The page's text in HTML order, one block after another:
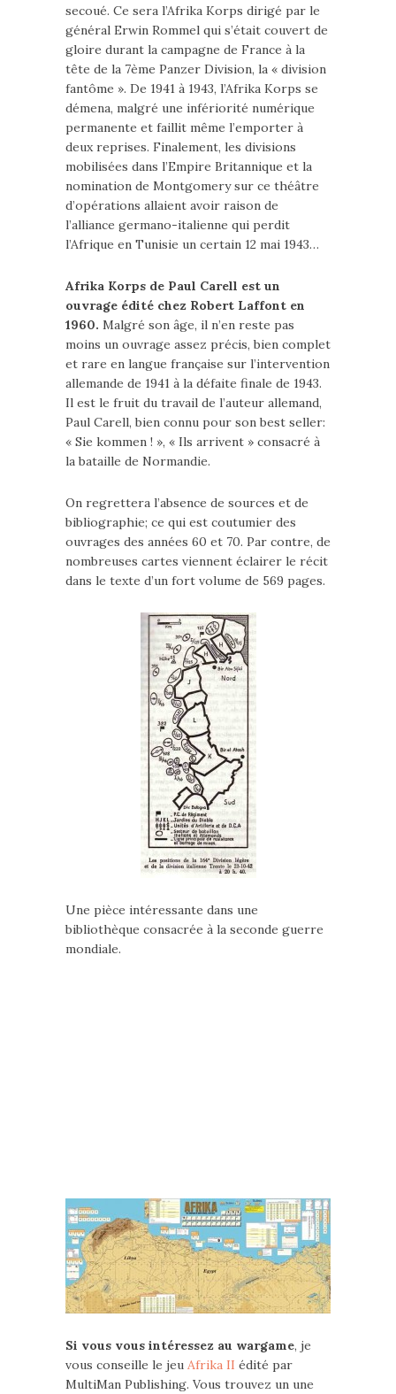
secoué. Ce sera l’Afrika Korps dirigé par le
général Erwin Rommel qui s’était couvert de
gloire durant la campagne de France à la
tête de la 7ème Panzer Division, la « division
fantôme ». De 1941 à 1943, l’Afrika Korps se
démena, malgré une infériorité numérique
permanente et faillit même l’emporter à
deux reprises. Finalement, les divisions
mobilisées dans l’Empire Britannique et la
nomination de Montgomery sur ce théâtre
d’opérations allaient avoir raison de
l’alliance germano-italienne qui perdit
l’Afrique en Tunisie un certain 12 mai 1943…
Afrika Korps de Paul Carell est un
ouvrage édité chez Robert Laffont en
1960. Malgré son âge, il n’en reste pas
moins un ouvrage assez précis, bien complet
et rare en langue française sur l’intervention
allemande de 1941 à la défaite finale de 1943.
Il est le fruit du travail de l’auteur allemand,
Paul Carell, bien connu pour son best seller:
« Sie kommen ! », « Ils arrivent » consacré à
la bataille de Normandie.
On regrettera l’absence de sources et de
bibliographie; ce qui est coutumier des
ouvrages des années 60 et 70. Par contre, de
nombreuses cartes viennent éclairer le récit
dans le texte d’un fort volume de 569 pages.
Une pièce intéressante dans une
bibliothèque consacrée à la seconde guerre
mondiale.
Si vous vous intéressez au wargame, je
vous conseille le jeu Afrika II édité par
MultiMan Publishing. Vous trouvez un une